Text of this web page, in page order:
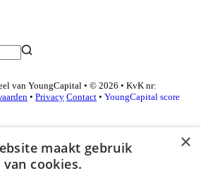
van YoungCapital • © 2026 • KvK nr:
• Privacy Contact • YoungCapital score
×
maakt gebruik
van cookies.